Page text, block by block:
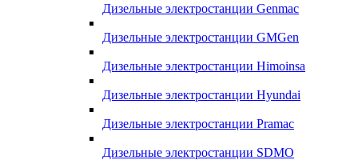
Дизельные электростанции Genmac
Дизельные электростанции GMGen
Дизельные электростанции Himoinsa
Дизельные электростанции Hyundai
Дизельные электростанции Pramac
Дизельные электростанции SDMO